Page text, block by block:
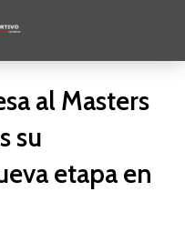
al Masters
su
etapa en